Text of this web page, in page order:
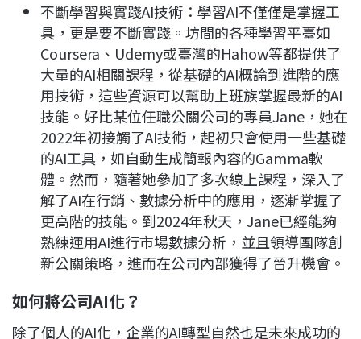
不斷學習與實踐AI技術：學習AI不僅僅是掌握工
具，更是要不斷實踐。坊間的各種學習平臺如
Coursera、Udemy或臺灣的Hahow等都提供了
大量的AI相關課程，從基礎的AI概論到進階的應
用技術，這些資源可以幫助上班族掌握最新的AI
技能。好比某位任職公關公司的專員Jane，她在
2022年初接觸了AI技術，起初只會使用一些基礎
的AI工具，如自動生成簡報內容的Gamma軟
體。然而，隨著她參加了多次線上課程，深入了
解了AI在行銷、數據分析中的應用，逐漸掌握了
更高階的技能。到2024年秋天，Jane已經能夠
熟練運用AI進行市場數據分析，並且領導團隊創
新公關策略，進而在公司內部獲得了晉升機會。
如何將公司AI化？
除了個人的AI化，企業的AI轉型自然也是未來成功的